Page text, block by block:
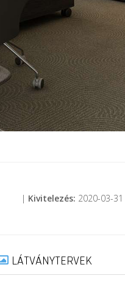
| Kivitelezés: 2020-03-
LÁTVÁNYTERVEK